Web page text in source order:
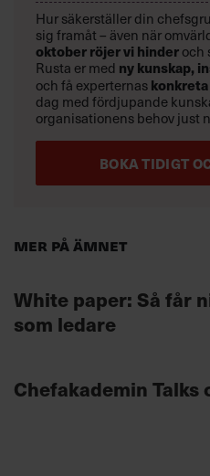
Mer på ämnet
White paper: Så får
som ledare
Chefakademin Talks
Hur säkerställer din
sig framåt – även när
oktoberröjer vi hinderoch
Rusta er med ny kunskap,
och få experternas
dag med fördjupande
organisationens behov just
BOKA TIDIGT